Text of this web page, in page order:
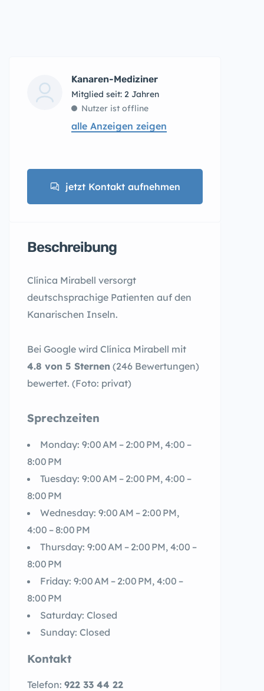
Kanaren-Mediziner
Mitglied seit: 2 Jahren
Nutzer ist offline
alle Anzeigen zeigen
jetzt Kontakt aufnehmen
Beschreibung
Clínica Mirabell versorgt
deutschsprachige Patienten auf den
Kanarischen Inseln.
Bei Google wird Clínica Mirabell mit
4.8 von 5 Sternen (246 Bewertungen)
bewertet. (Foto: privat)
Sprechzeiten
Monday: 9:00 AM – 2:00 PM, 4:00 –
8:00 PM
Tuesday: 9:00 AM – 2:00 PM, 4:00 –
8:00 PM
Wednesday: 9:00 AM – 2:00 PM,
4:00 – 8:00 PM
Thursday: 9:00 AM – 2:00 PM, 4:00 –
8:00 PM
Friday: 9:00 AM – 2:00 PM, 4:00 –
8:00 PM
Saturday: Closed
Sunday: Closed
Kontakt
Telefon: 922 33 44 22